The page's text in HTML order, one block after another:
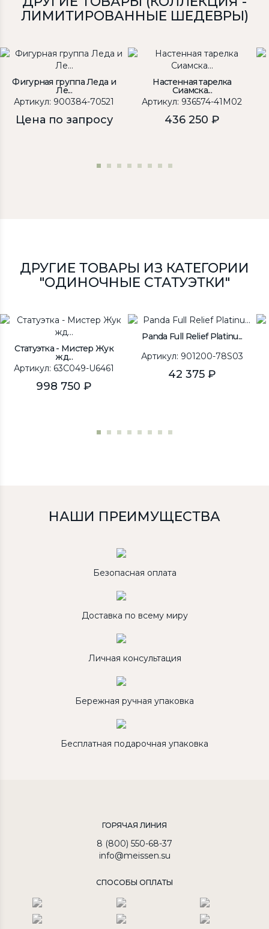
ЛИМИТИРОВАННЫЕ ШЕДЕВРЫ)
Фигурная группа Леда и
Ле...
Артикул: 900384-70521
Цена по запросу
Настенная тарелка
Сиамска...
Артикул: 936574-41M02
436 250 ₽
ДРУГИЕ ТОВАРЫ ИЗ КАТЕГОРИИ
"ОДИНОЧНЫЕ СТАТУЭТКИ"
Статуэтка - Мистер Жук
жд...
Артикул: 63C049-U6461
998 750 ₽
Panda Full Relief Platinu...
Артикул: 901200-78S03
42 375 ₽
НАШИ ПРЕИМУЩЕСТВА
Безопасная оплата
Доставка по всему миру
Личная консультация
Бережная ручная упаковка
Бесплатная подарочная упаковка
ГОРЯЧАЯ ЛИНИЯ
8 (800) 550-68-37
info@meissen.su
СПОСОБЫ ОПЛАТЫ